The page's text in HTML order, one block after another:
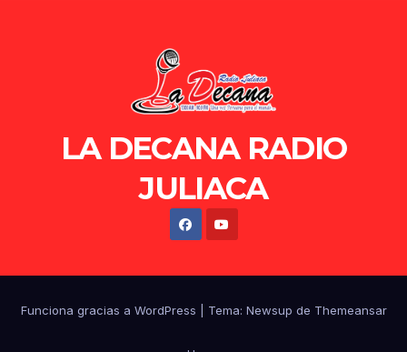
LA DECANA RADIO
JULIACA
Funciona gracias a WordPress Tema: Newsup de Themeansar